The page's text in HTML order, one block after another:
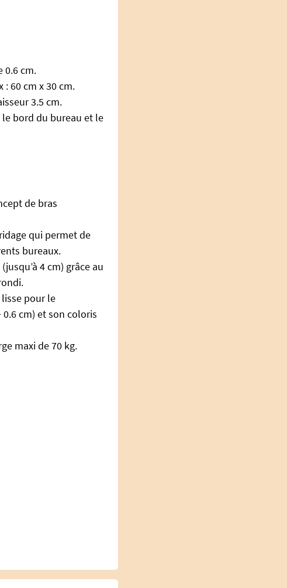
0.6 cm.
60 cm x 30 cm.
3.5 cm.
bord du bureau et le
de bras
qui permet de
bureaux.
4 cm) grâce au
pour le
cm) et son coloris
maxi de 70 kg.